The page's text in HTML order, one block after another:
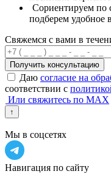
Сориентируем по
подберем удобное
Свяжемся с вами в
Получить консультацию
Даю согласие на
соответствии с
Или свяжитесь по MAX
↑
Мы в соцсетях
Навигация по сайту